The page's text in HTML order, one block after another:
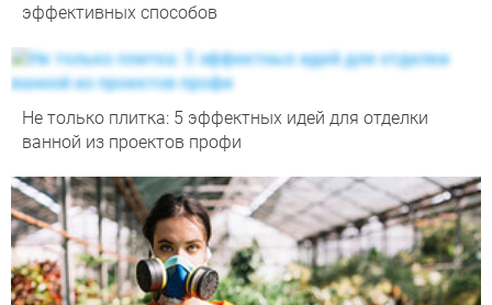
эффективных способов
Не только плитка: 5 эффектных идей для отделки
ванной из проектов профи